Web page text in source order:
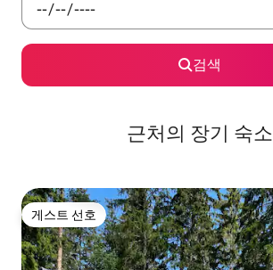
검색
근처의 장기 숙소
게스트 선호
게스트 선호